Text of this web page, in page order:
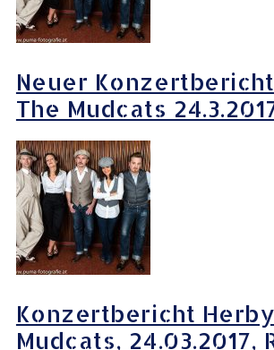
Neuer
The Mudcats
Konzertbericht
Mudcats, 24.03.2017,